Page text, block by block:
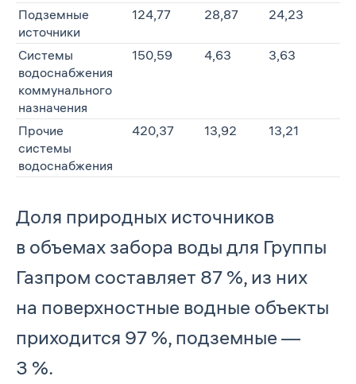
Подземные
источники
124,77 28,87 24,23
Системы
водоснабжения
коммунального
назначения
150,59 4,63 3,63
Прочие
системы
водоснабжения
420,37 13,92 13,21
Доля природных источников
в объемах забора воды для Группы
Газпром составляет 87 %, из них
на поверхностные водные объекты
приходится 97 %, подземные —
3 %.